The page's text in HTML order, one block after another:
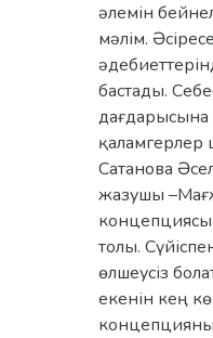
әлемін
мәлім.
бастады.
дағдарысына
қаламгерлер
Сатанова
жазушы
толы.
өлшеусіз
екенін кең
концепцияны